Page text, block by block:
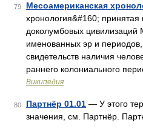
79 Месоамериканская
хронология&#160;
доколумбовых
именованных эр и
свидетельств наличия
раннего колониального
Википедия
80 Партнёр 01.01 — У этого
значения, см. Партнёр.